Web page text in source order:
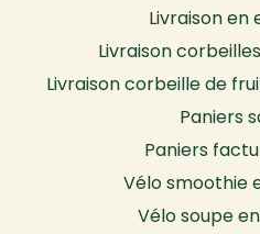
Livraison
Livraison
Livraison corbeille de
Paniers
Paniers
Vélo smoothie
Vélo soupe